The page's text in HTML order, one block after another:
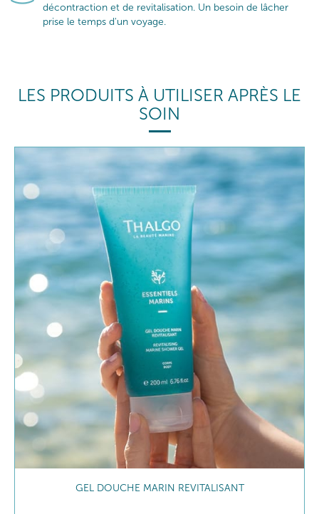
décontraction et de revitalisation. Un besoin de lâcher
prise le temps d'un voyage.
LES PRODUITS À UTILISER APRÈS LE
SOIN
GEL DOUCHE MARIN REVITALISANT